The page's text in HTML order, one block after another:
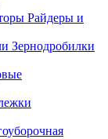
Райдеры и
Зернодробилки